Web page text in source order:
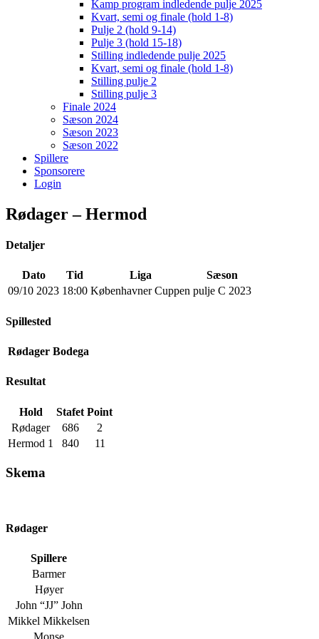
Kamp program indledende pulje 2025
Kvart, semi og finale (hold 1-8)
Pulje 2 (hold 9-14)
Pulje 3 (hold 15-18)
Stilling indledende pulje 2025
Kvart, semi og finale (hold 1-8)
Stilling pulje 2
Stilling pulje 3
Finale 2024
Sæson 2024
Sæson 2023
Sæson 2022
Spillere
Sponsorere
Login
Rødager – Hermod
Detaljer
Dato Tid Liga
Sæson
09/10 2023 18:00 Københavner Cuppen pulje C 2023
Spillested
Rødager Bodega
Resultat
Hold Stafet Point
Rødager
686
2
Hermod 1
840 11
Skema
Rødager
Spillere
Barmer
Høyer
John “JJ” John
Mikkel Mikkelsen